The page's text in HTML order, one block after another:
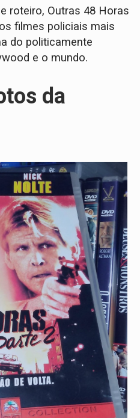
roteiro, Outras 48 Horas
filmes policiais mais
do politicamente
e o mundo.
da